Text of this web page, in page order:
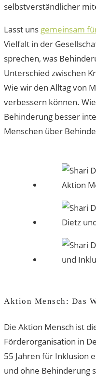
selbstverständlicher
Lasst uns gemeinsam
Vielfalt in der
sprechen, was
Unterschied zwischen
Wie wir den Alltag von
verbessern können.
Behinderung besser
Menschen über
Aktion Mensch: Das
Die Aktion Mensch ist
Förderorganisation in
55 Jahren für Inklusion
und ohne Behinderung